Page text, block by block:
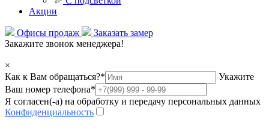
Акции
Офисы продаж
Заказать замер
Закажите звонок менеджера!
×
Как к Вам обращаться?*
Укажите
Ваш номер телефона*
Я согласен(-а) на обработку и передачу персональных данных
Конфиденциальность